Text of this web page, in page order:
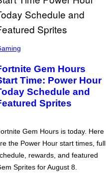
Gem Hours
Time: Power Hour
Schedule and
Sprites
Gem Hours is today. Here
the Power Hour start times, full
rewards, and featured
Sprites for August 8.